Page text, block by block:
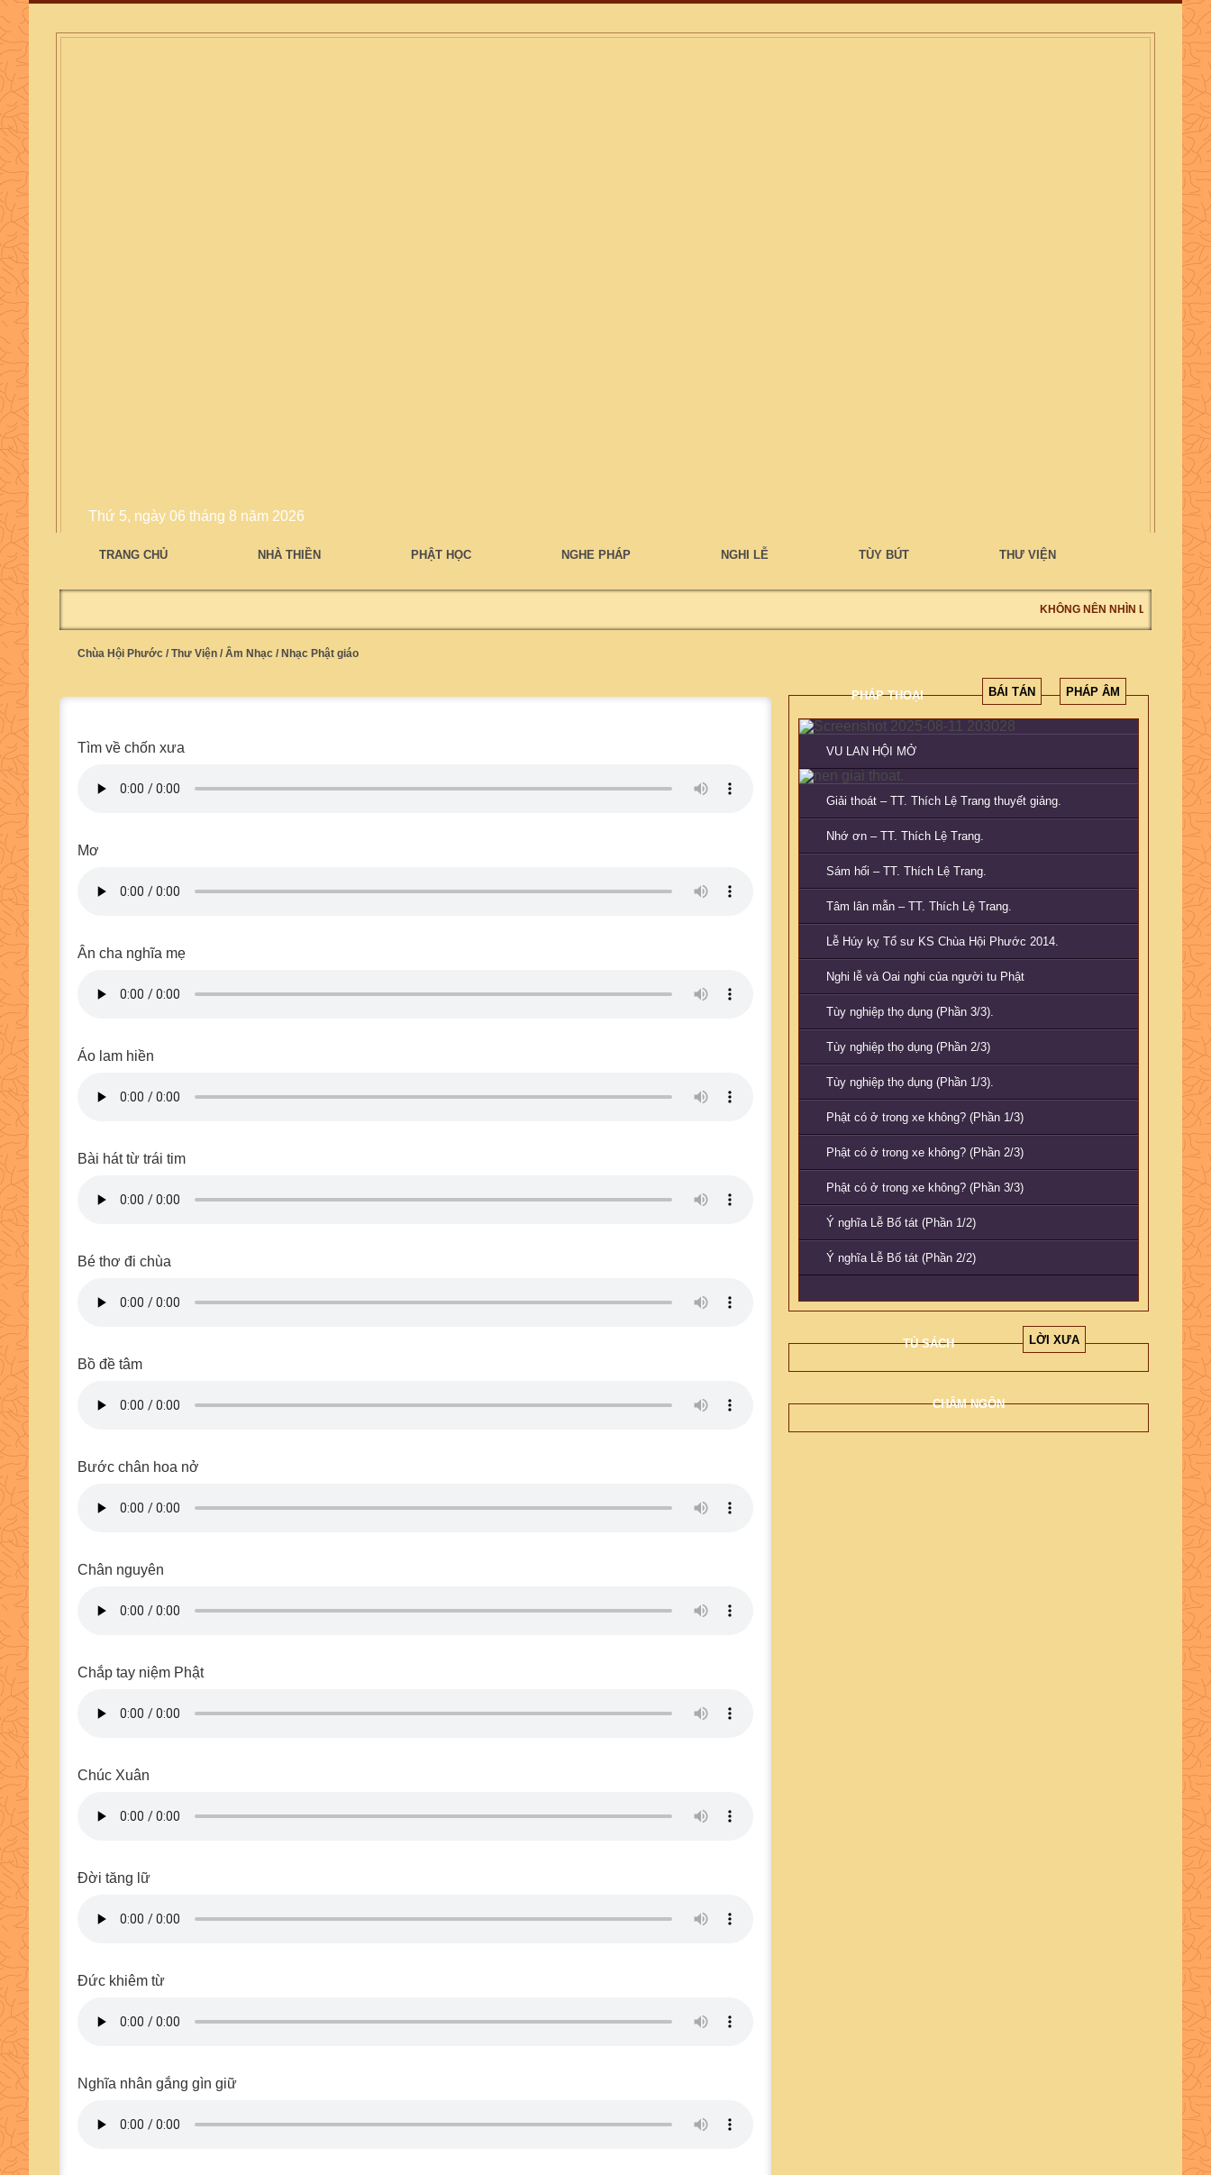
Thứ 5, ngày 06 tháng 8 năm 2026
TRANG CHỦ NHÀ THIỀN PHẬT HỌC NGHE PHÁP NGHI LỄ TÙY BÚT THƯ VIỆN
KHÔNG NÊN NHÌN LỖI NGƯỜI,
Chùa Hội Phước / Thư Viện / Âm Nhạc / Nhạc Phật giáo
Tìm về chốn xưa
Mơ
Ân cha nghĩa mẹ
Áo lam hiền
Bài hát từ trái tim
Bé thơ đi chùa
Bồ đề tâm
Bước chân hoa nở
Chân nguyên
Chắp tay niệm Phật
Chúc Xuân
Đời tăng lữ
Đức khiêm từ
Nghĩa nhân gắng gìn giữ
PHÁP THOẠI BÁI TÁN PHÁP ÂM
VU LAN HỘI MỞ
Giải thoát – TT. Thích Lệ Trang thuyết giảng.
Nhớ ơn – TT. Thích Lệ Trang.
Sám hối – TT. Thích Lệ Trang.
Tâm lân mẫn – TT. Thích Lệ Trang.
Lễ Húy kỵ Tổ sư KS Chùa Hội Phước 2014.
Nghi lễ và Oai nghi của người tu Phật
Tùy nghiệp thọ dụng (Phần 3/3).
Tùy nghiệp thọ dụng (Phần 2/3)
Tùy nghiệp thọ dụng (Phần 1/3).
Phật có ở trong xe không? (Phần 1/3)
Phật có ở trong xe không? (Phần 2/3)
Phật có ở trong xe không? (Phần 3/3)
Ý nghĩa Lễ Bố tát (Phần 1/2)
Ý nghĩa Lễ Bố tát (Phần 2/2)
TỦ SÁCH LỜI XƯA
CHÂM NGÔN